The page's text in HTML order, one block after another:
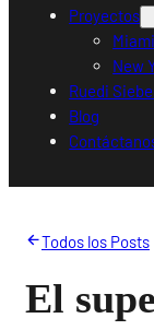
Proyectos
Miami
New
Ruedi
Blog
Todos los Posts
El